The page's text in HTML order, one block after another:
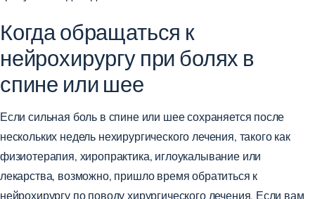
Когда обращаться к
нейрохирургу при болях в
спине или шее
Если сильная боль в спине или шее сохраняется после
нескольких недель нехирургического лечения, такого как
физиотерапия, хиропрактика, иглоукалывание или
лекарства, возможно, пришло время обратиться к
нейрохирургу по поводу хирургического лечения. Если вам